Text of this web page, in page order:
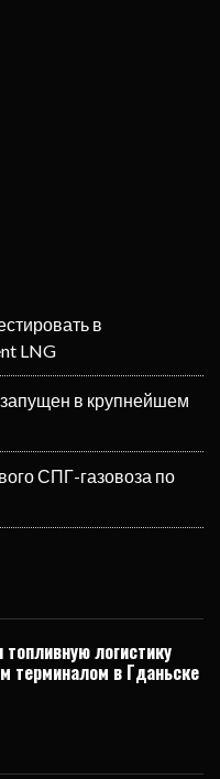
в
LNG
в крупнейшем
СПГ-газовоза по
топливную логистику
терминалом в Гданьске